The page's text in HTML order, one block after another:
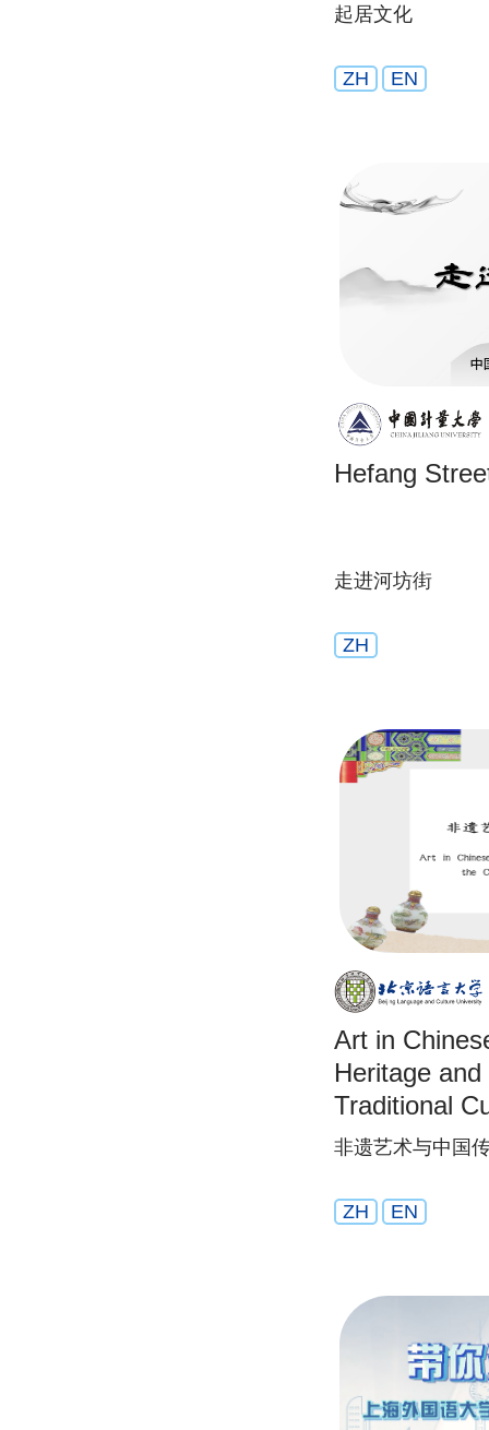
起居文化
ZH EN
Hefang
走进河坊街
ZH
Art in
Heritage
Traditional
非遗艺术与中国
ZH EN